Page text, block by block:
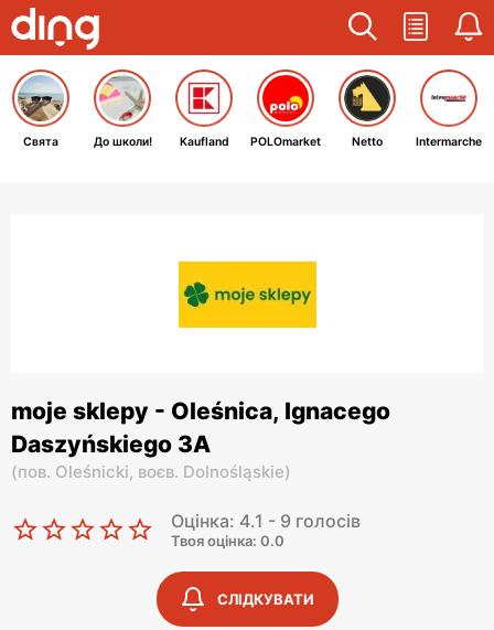
Свята До школи! Kaufland POLOmarket Netto Intermarche
moje sklepy - Oleśnica, Ignacego
Daszyńskiego 3A
(пов. Oleśnicki, воєв. Dolnośląskie)
Оцінка: 4.1 - 9 голосів
Твоя оцінка: 0.0
СЛІДКУВАТИ